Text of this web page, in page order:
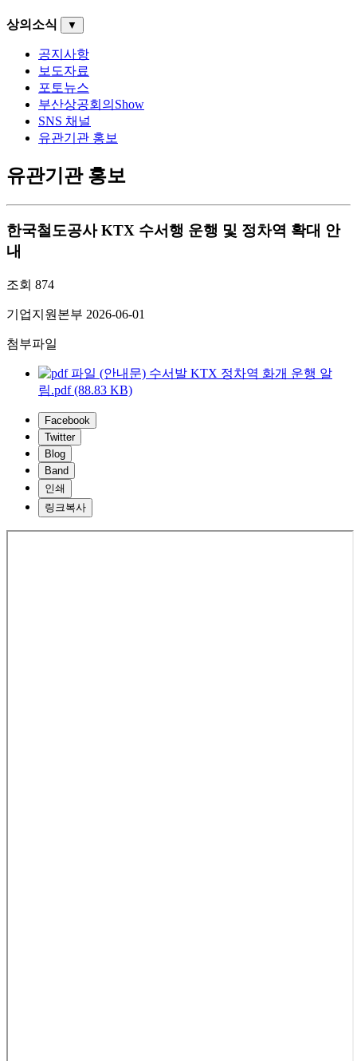
상의소식 ▼
공지사항
보도자료
포토뉴스
부산상공회의Show
SNS 채널
유관기관 홍보
유관기관 홍보
한국철도공사 KTX 수서행 운행 및 정차역 확대 안
내
조회 874
기업지원본부 2026-06-01
첨부파일
(안내문) 수서발 KTX 정차역 화개 운행 알
림.pdf (88.83 KB)
Facebook
Twitter
Blog
Band
인쇄
링크복사